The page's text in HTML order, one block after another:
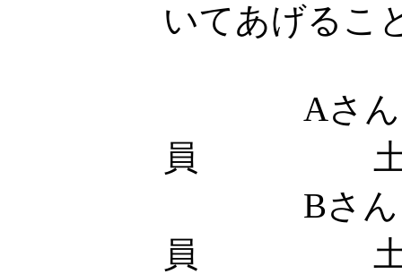
いてあげるこ
Aさん
員 土
Bさん
員